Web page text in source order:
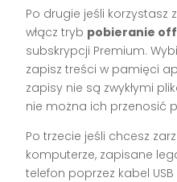
Po drugie jeśli korzystasz
włącz tryb pobieranie
subskrypcji Premium.
zapisz treści w pamięci
zapisy nie są zwykłymi
nie można ich przenosić
Po trzecie jeśli chcesz
komputerze, zapisane
telefon poprzez kabel